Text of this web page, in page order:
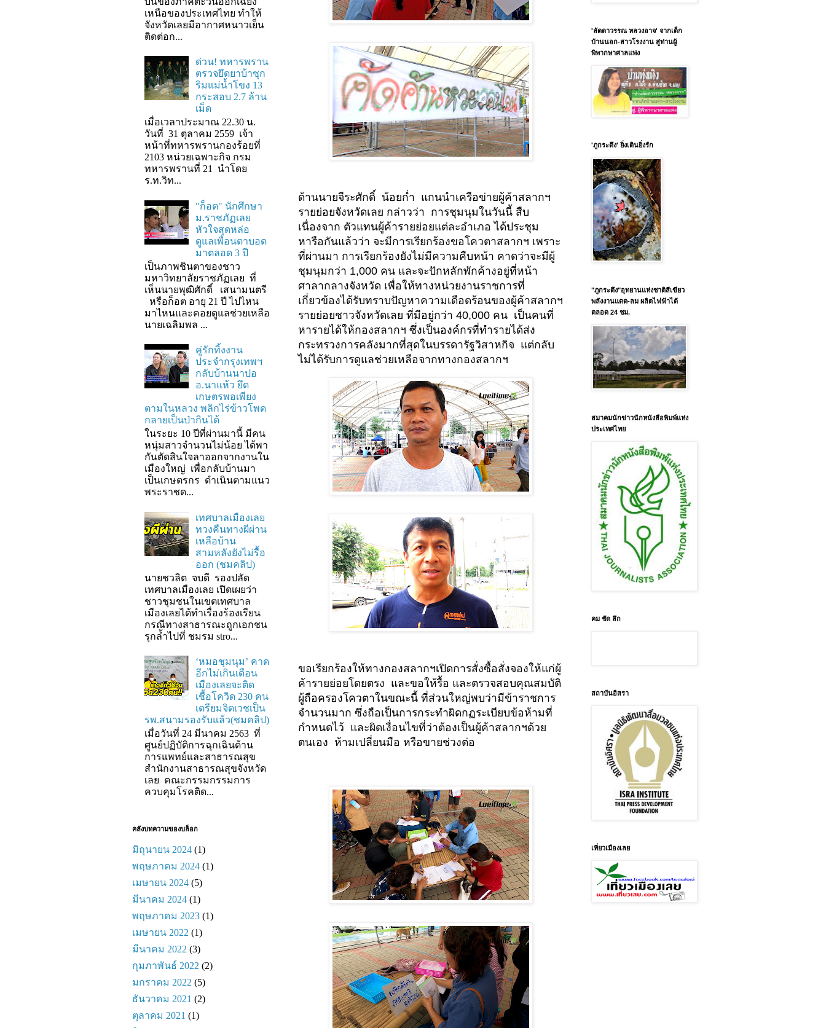
ด้านนายจีระศักดิ์ น้อยก่ำ แกนนำเครือข่ายผู้ค้าสลากฯ
รายย่อยจังหวัดเลย กล่าวว่า การชุมนุมในวันนี้ สืบ
เนื่องจาก ตัวแทนผู้ค้ารายย่อยแต่ละอำเภอ ได้ประชุม
หารือกันแล้วว่า จะมีการเรียกร้องขอโควตาสลากฯ เพราะ
ที่ผ่านมา การเรียกร้องยังไม่มีความคืบหน้า คาดว่าจะมีผู้
ชุมนุมกว่า 1,000 คน และจะปักหลักพักค้างอยู่ที่หน้า
ศาลากลางจังหวัด เพื่อให้ทางหน่วยงานราชการที่
เกี่ยวข้องได้รับทราบปัญหาความเดือดร้อนของผู้ค้าสลากฯ
รายย่อยชาวจังหวัดเลย ที่มีอยู่กว่า 40,000 คน เป็นคนที่
หารายได้ให้กองสลากฯ ซึ่งเป็นองค์กรที่ทำรายได้ส่ง
กระทรวงการคลังมากที่สุดในบรรดารัฐวิสาหกิจ แต่กลับ
ไม่ได้รับการดูแลช่วยเหลือจากทางกองสลากฯ
ขอเรียกร้องให้ทางกองสลากฯเปิดการสั่งซื้อสั่งจองให้แก่ผู้
ค้ารายย่อยโดยตรง และขอให้รื้อ และตรวจสอบคุณสมบัติ
ผู้ถือครองโควตาในขณะนี้ ที่ส่วนใหญ่พบว่ามีข้าราชการ
จำนวนมาก ซึ่งถือเป็นการกระทำผิดกฏระเบียบข้อห้ามที่
กำหนดไว้ และผิดเงื่อนไขที่ว่าต้องเป็นผู้ค้าสลากฯด้วย
ตนเอง ห้ามเปลี่ยนมือ หรือขายช่วงต่อ
เหนือของประเทศไทย ทำให้
จังหวัดเลยมีอากาศหนาวเย็น
ติดต่อก...
ด่วน! ทหารพราน
ตรวจยึดยาบ้าซุก
ริมแม่น้ำโขง 13
กระสอบ 2.7 ล้าน
เม็ด
เมื่อเวลาประมาณ 22.30 น.
วันที่ 31 ตุลาคม 2559 เจ้า
หน้าที่ทหารพรานกองร้อยที่
2103 หน่วยเฉพาะกิจ กรม
ทหารพรานที่ 21 นำโดย
ร.ท.วิท...
"ก็อต" นักศึกษา
ม.ราชภัฏเลย
หัวใจสุดหล่อ
ดูแลเพื่อนตาบอด
มาตลอด 3 ปี
เป็นภาพชินตาของชาว
มหาวิทยาลัยราชภัฏเลย ที่
เห็นนายพุฒิศักดิ์ เสนามนตรี
หรือก็อต อายุ 21 ปี ไปไหน
มาไหนและคอยดูแลช่วยเหลือ
นายเฉลิมพล ...
คู่รักทิ้งงาน
ประจำกรุงเทพฯ
กลับบ้านนาปอ
อ.นาแห้ว ยึด
เกษตรพอเพียง
ตามในหลวง พลิกไร่ข้าวโพด
กลายเป็นป่ากินได้
ในระยะ 10 ปีที่ผ่านมานี้ มีคน
หนุ่มสาวจำนวนไม่น้อย ได้พา
กันตัดสินใจลาออกจากงานใน
เมืองใหญ่ เพื่อกลับบ้านมา
เป็นเกษตรกร ดำเนินตามแนว
พระราชด...
เทศบาลเมืองเลย
ทวงคืนทางผีผ่าน
เหลือบ้าน
สามหลังยังไม่รื้อ
ออก (ชมคลิป)
นายชวลิต จบดี รองปลัด
เทศบาลเมืองเลย เปิดเผยว่า
ชาวชุมชนในเขตเทศบาล
เมืองเลยได้ทำเรื่องร้องเรียน
กรณีทางสาธารณะถูกเอกชน
รุกล้ำไปที่ ชมรม stro...
‘หมอชุมนุม’ คาด
อีกไม่เกินเดือน
เมืองเลยจะติด
เชื้อโควิด 230 คน
เตรียมจิตเวชเป็น
รพ.สนามรองรับแล้ว(ชมคลิป)
เมื่อวันที่ 24 มีนาคม 2563 ที่
ศูนย์ปฏิบัติการฉุกเฉินด้าน
การแพทย์และสาธารณสุข
สำนักงานสาธารณสุขจังหวัด
เลย คณะกรรมกรรมการ
ควบคุมโรคติด...
คลังบทความของบล็อก
มิถุนายน 2024 (1)
พฤษภาคม 2024 (1)
เมษายน 2024 (5)
มีนาคม 2024 (1)
พฤษภาคม 2023 (1)
เมษายน 2022 (1)
มีนาคม 2022 (3)
กุมภาพันธ์ 2022 (2)
มกราคม 2022 (5)
ธันวาคม 2021 (2)
ตุลาคม 2021 (1)
'ลัดดาวรรณ หลวงอาจ' จากเด็ก
บ้านนอก-สาวโรงงาน สู่ท่านผู้
พิพากษาศาลแพ่ง
'ภูกระดึง' ยิ่งเดินยิ่งรัก
"ภูกระดึง"อุทยานแห่งชาติสีเขียว
พลังงานแดด-ลม ผลิตไฟฟ้าได้
ตลอด 24 ชม.
สมาคมนักข่าวนักหนังสือพิมพ์แห่ง
ประเทศไทย
คม ชัด ลึก
สถาบันอิสรา
เที่ยวเมืองเลย